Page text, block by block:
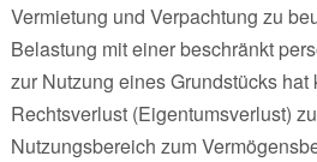
Vermietung und Verpachtung zu
Belastung mit einer beschränkt
zur Nutzung eines Grundstücks
Rechtsverlust (Eigentumsverlust)
Nutzungsbereich zum